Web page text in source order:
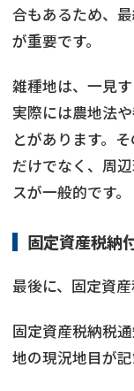
合もあるため、
が重要です。
雑種地は、一見
実際には農地法
とがあります。
だけでなく、周
スが一般的です。
固定資産税納
最後に、固定資
固定資産税納税
地の現況地目が記